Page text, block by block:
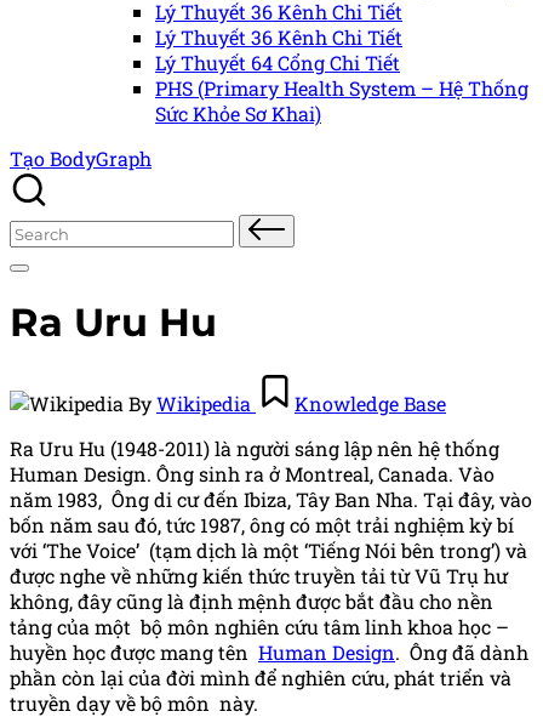
Lý Thuyết 36 Kênh Chi Tiết
Lý Thuyết 36 Kênh Chi Tiết
Lý Thuyết 64 Cổng Chi Tiết
PHS (Primary Health System – Hệ Thống
Sức Khỏe Sơ Khai)
Tạo BodyGraph
Search
for:
Ra Uru Hu
by
ByWikipedia
Posted
in
Knowledge Base
Ra Uru Hu (1948-2011) là người sáng lập nên hệ thống
Human Design. Ông sinh ra ở Montreal, Canada. Vào
năm 1983, Ông di cư đến Ibiza, Tây Ban Nha. Tại đây, vào
bốn năm sau đó, tức 1987, ông có một trải nghiệm kỳ bí
với ‘The Voice’ (tạm dịch là một ‘Tiếng Nói bên trong’) và
được nghe về những kiến thức truyền tải từ Vũ Trụ hư
không, đây cũng là định mệnh được bắt đầu cho nền
tảng của một bộ môn nghiên cứu tâm linh khoa học –
huyền học được mang tên Human Design. Ông đã dành
phần còn lại của đời mình để nghiên cứu, phát triển và
truyền dạy về bộ môn này.